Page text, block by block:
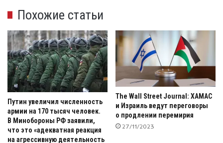
Похожие статьи
Путин увеличил численность
армии на 170 тысяч человек.
В Минобороны РФ заявили,
что это «адекватная реакция
на агрессивную деятельность
The Wall Street Journal: ХАМАС
и Израиль ведут переговоры
о продлении перемирия
27/11/2023